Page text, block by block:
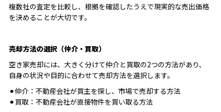
複数社の査定を比較し、根拠を確認したうえで現実的な売出価格
を決めることが大切です。
売却方法の選択（仲介・買取）
空き家売却には、大きく分けて仲介と買取の2つの方法があり、
自身の状況や目的に合わせて売却方法を選択します。
⚫︎仲介：不動産会社が買主を探し、市場で売却する方法
⚫︎買取：不動産会社が直接物件を買い取る方法